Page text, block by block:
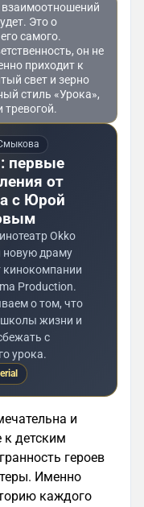
взаимоотношений
Это о
самого.
он не
приходит к
свет и зерно
стиль «Урока»,
первые
от
с Юрой
Okko
новую драму
кинокомпании
Production.
о том, что
жизни и
с
урока.
и
к детским
героев
Именно
каждого